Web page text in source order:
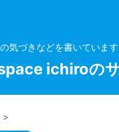
気づきなどを書いています
ichiroの
>